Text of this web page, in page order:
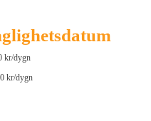
kr/dygn
kr/dygn